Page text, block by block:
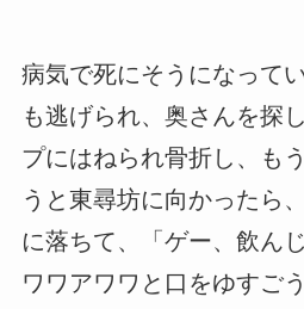
病気で死にそうになって
も逃げられ、奥さんを探
プにはねられ骨折し、も
うと東尋坊に向かったら
に落ちて、「ゲー、飲ん
ワワアワワと口をゆすご